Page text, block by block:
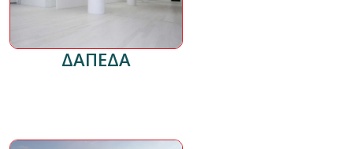
ΔΑΠΕΔΑ